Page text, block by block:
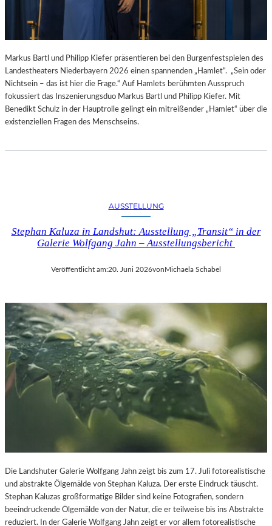
Markus Bartl und Philipp Kiefer präsentieren bei den Burgenfestspielen des
Landestheaters Niederbayern 2026 einen spannenden „Hamlet“. „Sein oder
Nichtsein – das ist hier die Frage.“ Auf Hamlets berühmten Ausspruch
fokussiert das Inszenierungsduo Markus Bartl und Philipp Kiefer. Mit
Benedikt Schulz in der Hauptrolle gelingt ein mitreißender „Hamlet“ über die
existenziellen Fragen des Menschseins.
AUSSTELLUNG
Stephan Kaluza in Landshut: Ausstellung „Transit“ in der
Galerie Wolfgang Jahn – Ausstellungsbericht
Veröffentlicht am:20. Juni 2026von Michaela Schabel
Die Landshuter Galerie Wolfgang Jahn zeigt bis zum 17. Juli fotorealistische
und abstrakte Ölgemälde von Stephan Kaluza. Der erste Eindruck täuscht.
Stephan Kaluzas großformatige Bilder sind keine Fotografien, sondern
beeindruckende Ölgemälde von der Natur, die er teilweise bis ins Abstrakte
reduziert. In der Galerie Wolfgang Jahn zeigt er vor allem fotorealistische